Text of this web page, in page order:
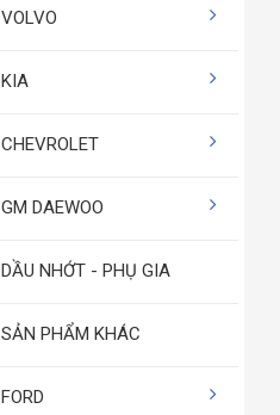
VOLVO
KIA
CHEVROLET
GM DAEWOO
DẦU NHỚT - PHỤ GIA
SẢN PHẨM KHÁC
FORD